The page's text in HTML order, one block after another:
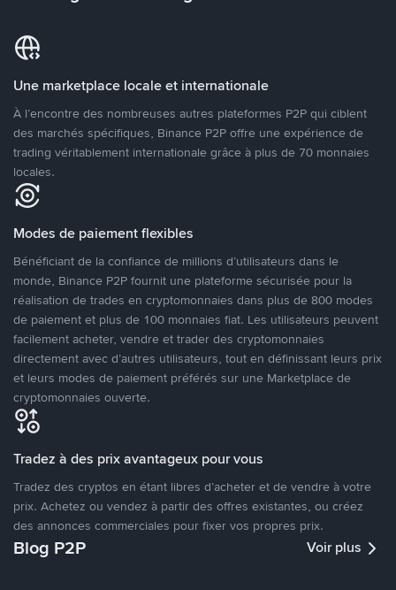
Une marketplace locale et internationale
À l’encontre des nombreuses autres plateformes P2P qui ciblent
des marchés spécifiques, Binance P2P offre une expérience de
trading véritablement internationale grâce à plus de 70 monnaies
locales.
Modes de paiement flexibles
Bénéficiant de la confiance de millions d’utilisateurs dans le
monde, Binance P2P fournit une plateforme sécurisée pour la
réalisation de trades en cryptomonnaies dans plus de 800 modes
de paiement et plus de 100 monnaies fiat. Les utilisateurs peuvent
facilement acheter, vendre et trader des cryptomonnaies
directement avec d’autres utilisateurs, tout en définissant leurs prix
et leurs modes de paiement préférés sur une Marketplace de
cryptomonnaies ouverte.
Tradez à des prix avantageux pour vous
Tradez des cryptos en étant libres d’acheter et de vendre à votre
prix. Achetez ou vendez à partir des offres existantes, ou créez
des annonces commerciales pour fixer vos propres prix.
Blog P2P Voir plus